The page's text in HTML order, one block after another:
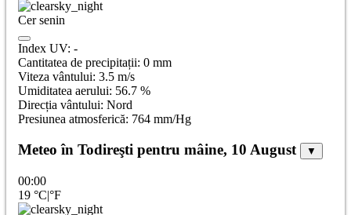
Cer senin
Index UV: -
Cantitatea de precipitații: 0 mm
Viteza vântului: 3.5 m/s
Umiditatea aerului: 56.7 %
Direcția vântului: Nord
Presiunea atmosferică: 764 mm/Hg
Meteo în Todireşti pentru mâine, 10 August ▼
00:00
19 °C|°F